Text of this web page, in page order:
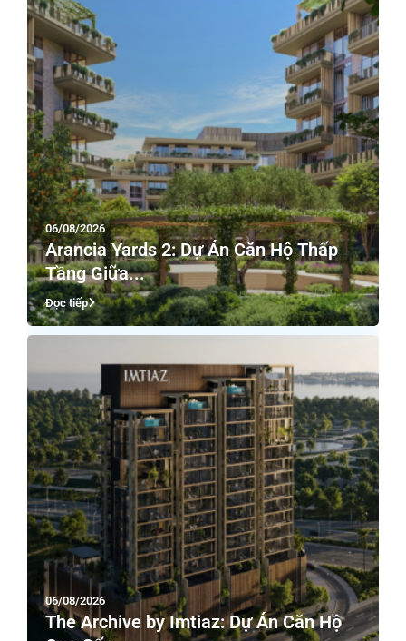
06/08/2026
Arancia Yards 2: Dự Án Căn Hộ Thấp
Tầng Giữa...
Đọc tiếp
06/08/2026
The Archive by Imtiaz: Dự Án Căn Hộ